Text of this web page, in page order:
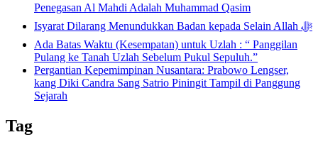
Penegasan Al Mahdi Adalah Muhammad Qasim
Isyarat Dilarang Menundukkan Badan kepada Selain Allah ﷻ
Ada Batas Waktu (Kesempatan) untuk Uzlah : “ Panggilan
Pulang ke Tanah Uzlah Sebelum Pukul Sepuluh.”
Pergantian Kepemimpinan Nusantara: Prabowo Lengser,
kang Diki Candra Sang Satrio Piningit Tampil di Panggung
Sejarah
Tag